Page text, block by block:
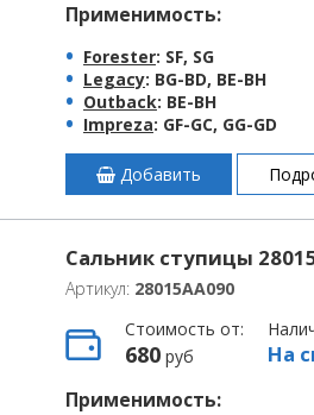
Применимость:
Forester: SF, SG
Legacy: BG-BD, BE-BH
Outback: BE-BH
Impreza: GF-GC, GG-GD
Добавить
Сальник ступицы
Артикул: 28015AA090
Стоимость от:
680руб На
Применимость: